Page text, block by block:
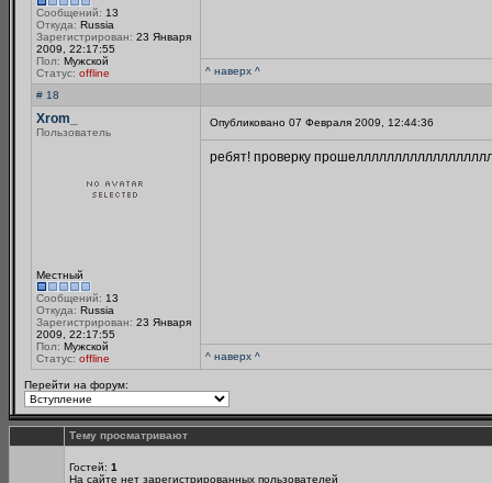
Сообщений: 13
Откуда: Russia
Зарегистрирован: 23 Января
2009, 22:17:55
Пол: Мужской
Статус: offline
^ наверх ^
# 18
Xrom_
Пользователь
Местный
Сообщений: 13
Откуда: Russia
Зарегистрирован: 23 Января
2009, 22:17:55
Пол: Мужской
Статус: offline
Опубликовано 07 Февраля 2009, 12:44:36
ребят! проверку
^ наверх ^
Перейти на форум:
Тему просматривают
Гостей: 1
На сайте нет зарегистрированных пользователей